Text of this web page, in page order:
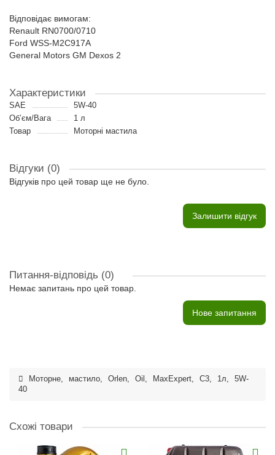
Відповідає вимогам:
Renault RN0700/0710
Ford WSS-M2C917A
General Motors GM Dexos 2
Характеристики
SAE
5W-40
Об’єм/Вага
1 л
Товар
Моторні мастила
Відгуки (0)
Відгуків про цей товар ще не було.
Залишити відгук
Питання-відповідь (0)
Немає запитань про цей товар.
Нове запитання
Моторне, мастило, Orlen, Oil , MaxExpert, C3, 1л,
5W-
40
Схожі товари